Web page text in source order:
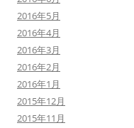
2016年5月
2016年4月
2016年3月
2016年2月
2016年1月
2015年12月
2015年11月